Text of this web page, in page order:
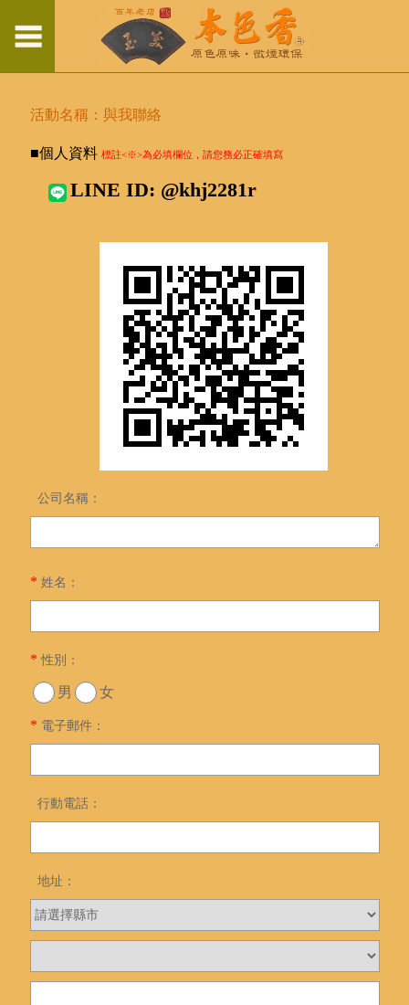
活動名稱：與我聯絡
■個人資料 標註<※>為必填欄位，請您務必正確填寫
LINE ID: @khj2281r
公司名稱：
* 姓名：
* 性別：
男 女
* 電子郵件：
行動電話：
地址：